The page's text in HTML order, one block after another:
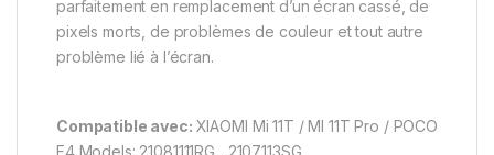
parfaitement en remplacement d’un écran cassé, de
pixels morts, de problèmes de couleur et tout autre
problème lié à l’écran.
Compatible avec: XIAOMI Mi 11T / MI 11T Pro / POCO
F4 Models: 21081111RG , 2107113SG